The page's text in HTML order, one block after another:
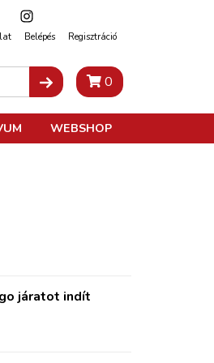
Belépés Regisztráció
0
WEBSHOP
járatot indít